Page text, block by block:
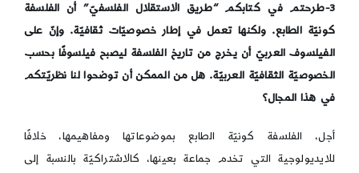
3-طرحتم في كتابكم “طريق الاستقلال الفلسفيّ” أن الفلسفة
كونيّة الطابع. ولكنها تعمل في إطار خصوصيّات ثقافيّة. وإنّ على
الفيلسوف العربيّ أن يخرج من تاريخ الفلسفة ليصبح فيلسوفًا بحسب
الخصوصيّة الثقافيّة العربيّة. هل من الممكن أن توضحوا لنا نظريّتكم
في هذا المجال؟
أجل، الفلسفة كونيّة الطابع بموضوعاتها ومفاهيمها، خلافًا
للايديولوجية التي تخدم جماعة بعينها، كالاشتراكيّة بالنسبة إلى